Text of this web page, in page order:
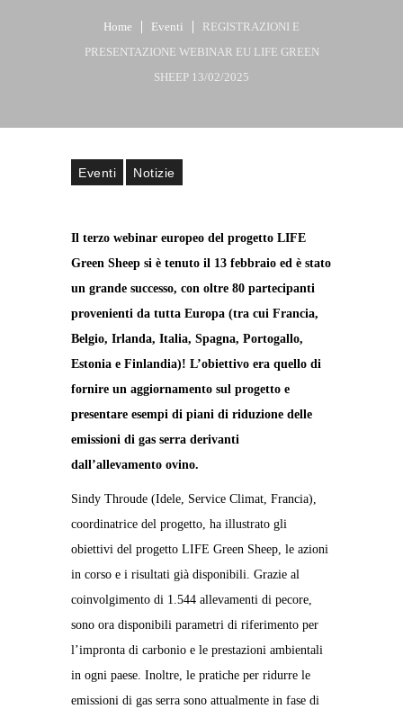
Home Eventi
REGISTRAZIONI E
PRESENTAZIONE WEBINAR EU LIFE GREEN
SHEEP 13/02/2025
Eventi Notizie
Il terzo webinar europeo del progetto LIFE
Green Sheep si è tenuto il 13 febbraio ed è stato
un grande successo, con oltre 80 partecipanti
provenienti da tutta Europa (tra cui Francia,
Belgio, Irlanda, Italia, Spagna, Portogallo,
Estonia e Finlandia)! L’obiettivo era quello di
fornire un aggiornamento sul progetto e
presentare esempi di piani di riduzione delle
emissioni di gas serra derivanti
dall’allevamento ovino.
Sindy Throude (Idele, Service Climat, Francia),
coordinatrice del progetto, ha illustrato gli
obiettivi del progetto LIFE Green Sheep, le azioni
in corso e i risultati già disponibili. Grazie al
coinvolgimento di 1.544 allevamenti di pecore,
sono ora disponibili parametri di riferimento per
l’impronta di carbonio e le prestazioni ambientali
in ogni paese. Inoltre, le pratiche per ridurre le
emissioni di gas serra sono attualmente in fase di